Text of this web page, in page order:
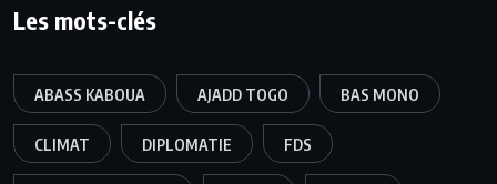
Les mots-clés
ABASS KABOUA AJADD TOGO BAS MONO
CLIMAT DIPLOMATIE FDS